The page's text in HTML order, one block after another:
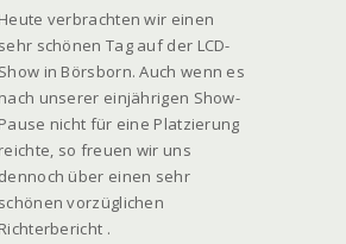
Heute verbrachten wir einen
sehr schönen Tag auf der LCD-
Show in Börsborn. Auch wenn es
nach unserer einjährigen Show-
Pause nicht für eine Platzierung
reichte, so freuen wir uns
dennoch über einen sehr
schönen vorzüglichen
Richterbericht .